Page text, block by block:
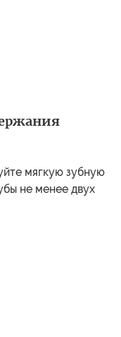
мягкую зубную
не менее двух